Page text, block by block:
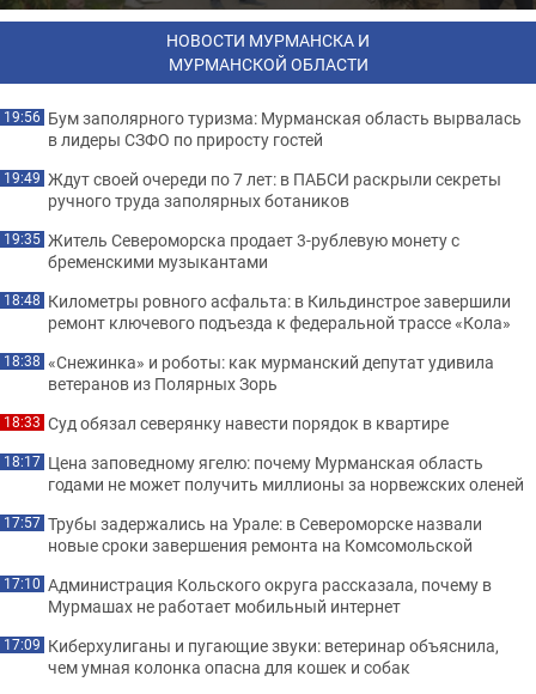
НОВОСТИ МУРМАНСКА И
МУРМАНСКОЙ ОБЛАСТИ
19:56 Бум заполярного туризма: Мурманская область вырвалась
в лидеры СЗФО по приросту гостей
19:49 Ждут своей очереди по 7 лет: в ПАБСИ раскрыли секреты
ручного труда заполярных ботаников
19:35 Житель Североморска продает 3-рублевую монету с
бременскими музыкантами
18:48 Километры ровного асфальта: в Кильдинстрое завершили
ремонт ключевого подъезда к федеральной трассе «Кола»
18:38 «Снежинка» и роботы: как мурманский депутат удивила
ветеранов из Полярных Зорь
18:33 Суд обязал северянку навести порядок в квартире
18:17 Цена заповедному ягелю: почему Мурманская область
годами не может получить миллионы за норвежских оленей
17:57 Трубы задержались на Урале: в Североморске назвали
новые сроки завершения ремонта на Комсомольской
17:10 Администрация Кольского округа рассказала, почему в
Мурмашах не работает мобильный интернет
17:09 Киберхулиганы и пугающие звуки: ветеринар объяснила,
чем умная колонка опасна для кошек и собак